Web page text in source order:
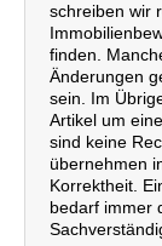
schreiben wir
finden.
Änderungen
sein. Im
Artikel um
sind keine
übernehmen
Korrektheit.
bedarf immer